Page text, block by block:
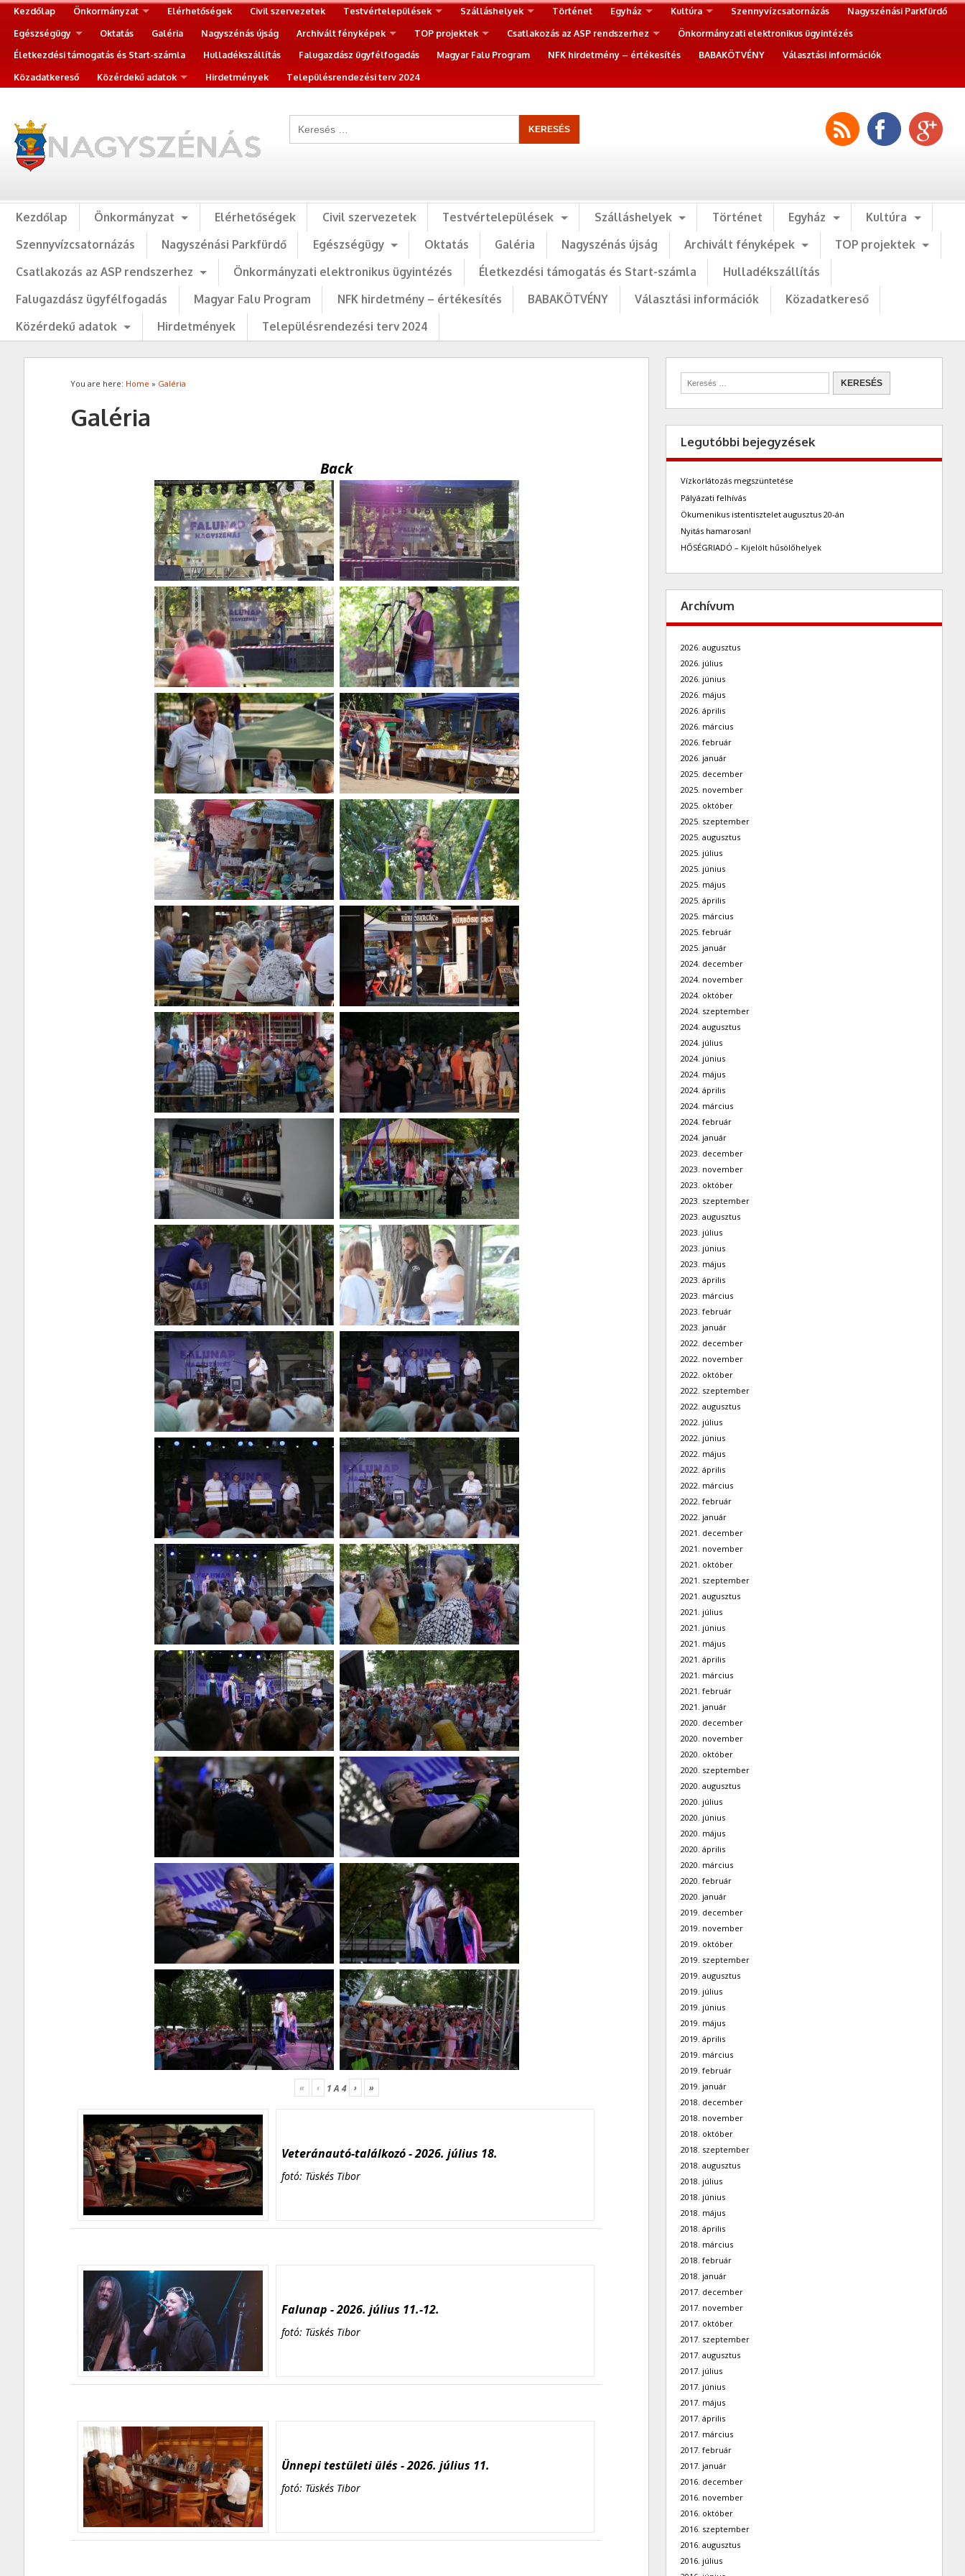
Kezdőlap Önkormányzat Elérhetőségek Civil szervezetek Testvértelepülések Szálláshelyek Történet Egyház Kultúra Szennyvízcsatornázás
Nagyszénási Parkfürdő
Egészségügy
Oktatás Galéria Nagyszénás újság Archivált fényképek TOP projektek Csatlakozás az ASP rendszerhez
Önkormányzati elektronikus ügyintézés
Életkezdési támogatás és Start-számla
Hulladékszállítás Falugazdász ügyfélfogadás Magyar Falu Program NFK hirdetmény – értékesítés BABAKÖTVÉNY
Választási információk
Közadatkereső
Közérdekű adatok Hirdetmények Településrendezési terv 2024
Kezdőlap Önkormányzat Elérhetőségek Civil szervezetek Testvértelepülések Szálláshelyek Történet Egyház
Kultúra
Szennyvízcsatornázás
Nagyszénási Parkfürdő Egészségügy Oktatás Galéria Nagyszénás újság Archivált fényképek
TOP projektek
Csatlakozás az ASP rendszerhez
Önkormányzati elektronikus ügyintézés Életkezdési támogatás és Start-számla
Hulladékszállítás
Falugazdász ügyfélfogadás
Magyar Falu Program NFK hirdetmény – értékesítés BABAKÖTVÉNY Választási információk
Közadatkereső
Közérdekű adatok
Hirdetmények Településrendezési terv 2024
You are here: Home » Galéria
Galéria
Back
« ‹ 1A 4 › »
Veteránautó-találkozó - 2026. július 18.
fotó: Tüskés Tibor
Falunap - 2026. július 11.-12.
fotó: Tüskés Tibor
Ünnepi testületi ülés - 2026. július 11.
fotó: Tüskés Tibor
Legutóbbi bejegyzések
Vízkorlátozás megszüntetése
Pályázati felhívás
Ökumenikus istentisztelet augusztus 20-án
Nyitás hamarosan!
HŐSÉGRIADÓ – Kijelölt hűsölőhelyek
Archívum
2026. augusztus
2026. július
2026. június
2026. május
2026. április
2026. március
2026. február
2026. január
2025. december
2025. november
2025. október
2025. szeptember
2025. augusztus
2025. július
2025. június
2025. május
2025. április
2025. március
2025. február
2025. január
2024. december
2024. november
2024. október
2024. szeptember
2024. augusztus
2024. július
2024. június
2024. május
2024. április
2024. március
2024. február
2024. január
2023. december
2023. november
2023. október
2023. szeptember
2023. augusztus
2023. július
2023. június
2023. május
2023. április
2023. március
2023. február
2023. január
2022. december
2022. november
2022. október
2022. szeptember
2022. augusztus
2022. július
2022. június
2022. május
2022. április
2022. március
2022. február
2022. január
2021. december
2021. november
2021. október
2021. szeptember
2021. augusztus
2021. július
2021. június
2021. május
2021. április
2021. március
2021. február
2021. január
2020. december
2020. november
2020. október
2020. szeptember
2020. augusztus
2020. július
2020. június
2020. május
2020. április
2020. március
2020. február
2020. január
2019. december
2019. november
2019. október
2019. szeptember
2019. augusztus
2019. július
2019. június
2019. május
2019. április
2019. március
2019. február
2019. január
2018. december
2018. november
2018. október
2018. szeptember
2018. augusztus
2018. július
2018. június
2018. május
2018. április
2018. március
2018. február
2018. január
2017. december
2017. november
2017. október
2017. szeptember
2017. augusztus
2017. július
2017. június
2017. május
2017. április
2017. március
2017. február
2017. január
2016. december
2016. november
2016. október
2016. szeptember
2016. augusztus
2016. július